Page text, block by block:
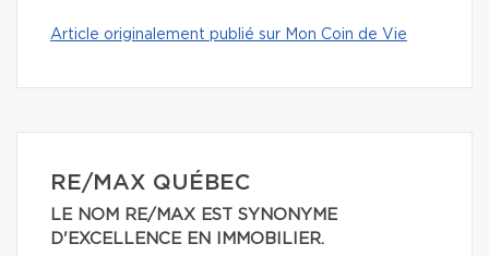
Article originalement publié sur Mon Coin de Vie
RE/MAX QUÉBEC
LE NOM RE/MAX EST SYNONYME
D'EXCELLENCE EN IMMOBILIER.